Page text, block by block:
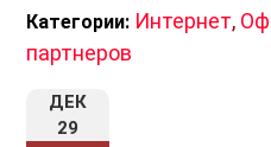
Категории: Интернет,
партнеров
ДЕК
29